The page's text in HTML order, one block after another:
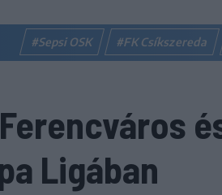
#Sepsi OSK #FK Csíkszereda
Ligában